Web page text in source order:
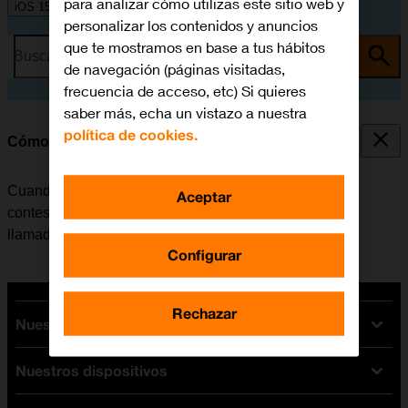
iOS 15.0
Busca por problema o tema
Cómo desviar las llamadas al contestador
Cuando no se contesta una llamada, esta se desvía al
contestador, donde se recogen los mensajes de las
llamadas.
Nuestras tarifas
Tarifas Orange
Tarifas fibra y móvil
Nuestros dispositivos
personalizar los contenidos y anuncios
que te mostramos en base a tus hábitos
de navegación (páginas visitadas,
frecuencia de acceso, etc) Si quieres
saber más, echa un vistazo a nuestra
política de cookies.
Configurar
Rechazar
Aceptar